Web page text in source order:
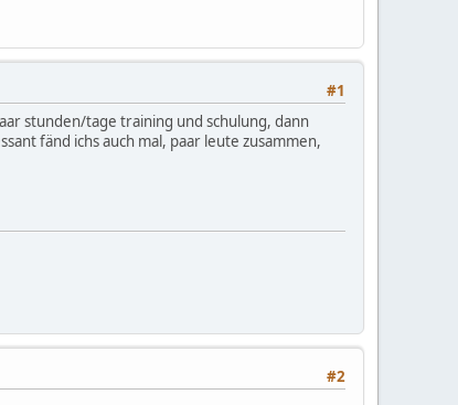
#1
stunden/tage training und schulung, dann
fänd ichs auch mal, paar leute zusammen,
#2